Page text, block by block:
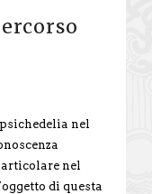
nel
nel
di questa